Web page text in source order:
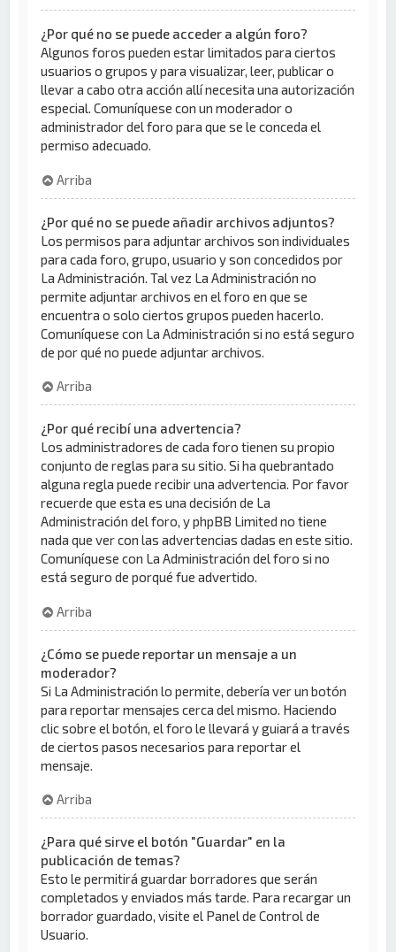
¿Por qué no se puede acceder a algún foro?
Algunos foros pueden estar limitados para ciertos
usuarios o grupos y para visualizar, leer, publicar o
llevar a cabo otra acción allí necesita una autorización
especial. Comuníquese con un moderador o
administrador del foro para que se le conceda el
permiso adecuado.
Arriba
¿Por qué no se puede añadir archivos adjuntos?
Los permisos para adjuntar archivos son individuales
para cada foro, grupo, usuario y son concedidos por
La Administración. Tal vez La Administración no
permite adjuntar archivos en el foro en que se
encuentra o solo ciertos grupos pueden hacerlo.
Comuníquese con La Administración si no está seguro
de por qué no puede adjuntar archivos.
Arriba
¿Por qué recibí una advertencia?
Los administradores de cada foro tienen su propio
conjunto de reglas para su sitio. Si ha quebrantado
alguna regla puede recibir una advertencia. Por favor
recuerde que esta es una decisión de La
Administración del foro, y phpBB Limited no tiene
nada que ver con las advertencias dadas en este sitio.
Comuníquese con La Administración del foro si no
está seguro de porqué fue advertido.
Arriba
¿Cómo se puede reportar un mensaje a un
moderador?
Si La Administración lo permite, debería ver un botón
para reportar mensajes cerca del mismo. Haciendo
clic sobre el botón, el foro le llevará y guiará a través
de ciertos pasos necesarios para reportar el
mensaje.
Arriba
¿Para qué sirve el botón "Guardar" en la
publicación de temas?
Esto le permitirá guardar borradores que serán
completados y enviados más tarde. Para recargar un
borrador guardado, visite el Panel de Control de
Usuario.